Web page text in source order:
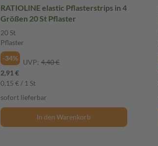
RATIOLINE elastic Pflasterstrips in 4
Größen 20 St Pflaster
20 St
Pflaster
-34%
UVP: 4,40 €
2,91 €
0,15 € / 1 St
sofort lieferbar
In den Warenkorb